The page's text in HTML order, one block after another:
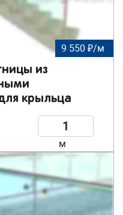
9 550 ₽/м
из
крыльца
м